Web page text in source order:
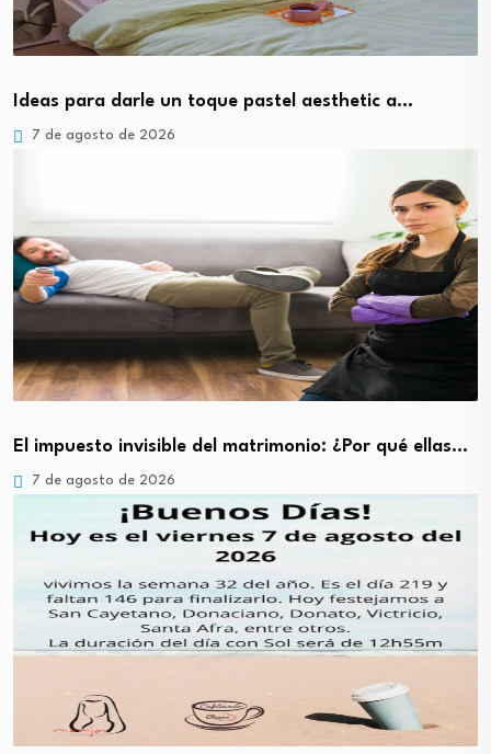
Ideas para darle un toque pastel aesthetic a…
7 de agosto de 2026
El impuesto invisible del matrimonio: ¿Por qué ellas…
7 de agosto de 2026